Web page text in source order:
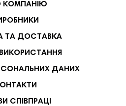
КОМПАНІЮ
ТА ДОСТАВКА
ДАНИХ
СПІВПРАЦІ